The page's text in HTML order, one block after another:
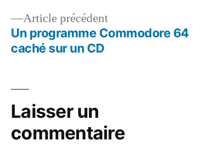
l’article
Article précédentArticle
précédent :
Un programme Commodore 64
caché sur un CD
Laisser un
commentaire